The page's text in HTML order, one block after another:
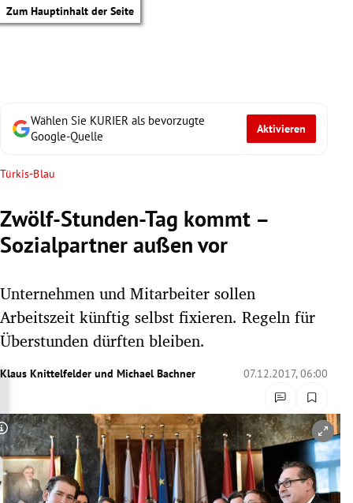
Zum Hauptinhalt der Seite
Untermenü
Untermenü
Untermenü
Untermenü
Wählen Sie KURIER als bevorzugte
Google-Quelle
Aktivieren
Türkis-Blau
Zwölf-Stunden-Tag kommt –
Sozialpartner außen vor
Unternehmen und Mitarbeiter sollen
Arbeitszeit künftig selbst fixieren. Regeln für
Überstunden dürften bleiben.
Klaus Knittelfelder und Michael Bachner 07.12.2017, 06:00
Copyright-Hinweis öffnen/schließen